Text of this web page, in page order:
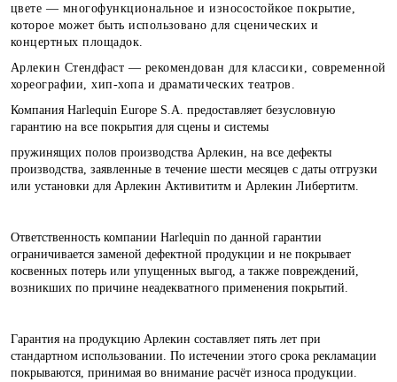
цвете — многофункциональное и износостойкое покрытие,
которое может быть использовано для сценических и
концертных площадок.
Арлекин Стендфаст — рекомендован для классики, современной
хореографии, хип-хопа и драматических театров.
Компания Harlequin Europe S.A. предоставляет безусловную
гарантию на все покрытия для сцены и системы
пружинящих полов производства Арлекин, на все дефекты
производства, заявленные в течение шести месяцев с даты отгрузки
или установки для Арлекин Активититм и Арлекин Либертитм.
Ответственность компании Harlequin по данной гарантии
ограничивается заменой дефектной продукции и не покрывает
косвенных потерь или упущенных выгод, а также повреждений,
возникших по причине неадекватного применения покрытий.
Гарантия на продукцию Арлекин составляет пять лет при
стандартном использовании. По истечении этого срока рекламации
покрываются, принимая во внимание расчёт износа продукции.